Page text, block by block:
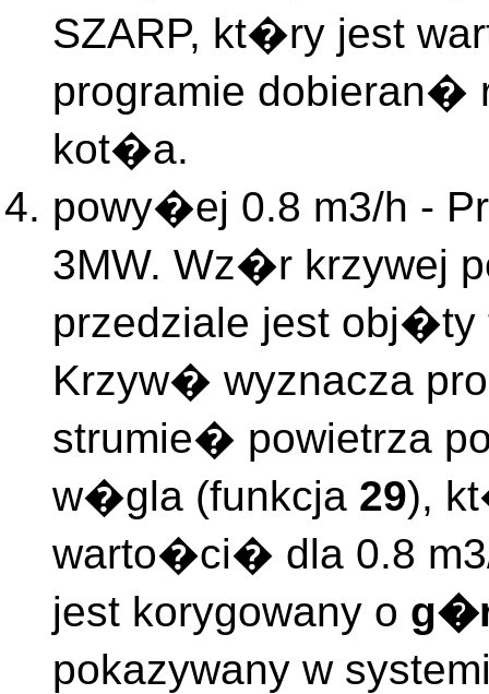
SZARP, kt�ry jest
programie dobieran�
kot�a.
powy�ej 0.8 m3/h -
3MW. Wz�r krzywej
przedziale jest
Krzyw� wyznacza
strumie� powietrza
w�gla (funkcja 29),
warto�ci� dla 0.8
jest korygowany o
pokazywany w